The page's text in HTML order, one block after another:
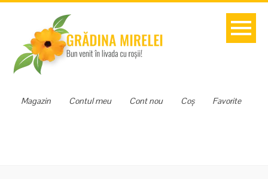
Favorite
Coș
Cont nou
Contul meu
Magazin